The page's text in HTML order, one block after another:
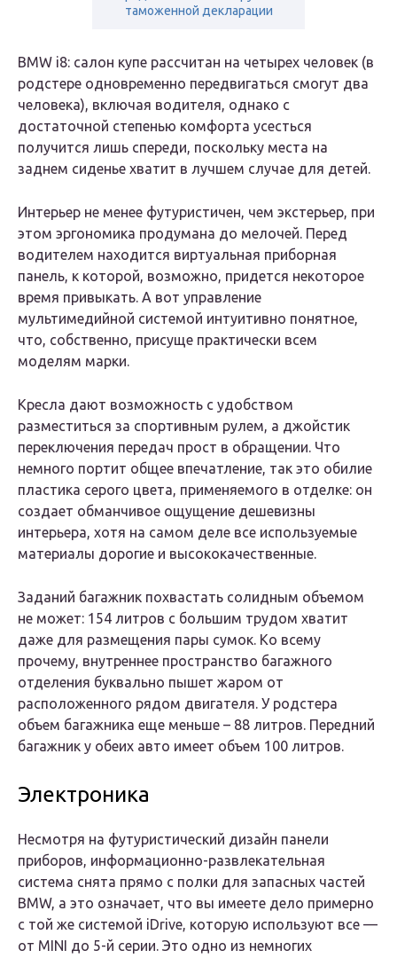
таможенной декларации
BMW i8: салон купе рассчитан на четырех человек (в
родстере одновременно передвигаться смогут два
человека), включая водителя, однако с
достаточной степенью комфорта усесться
получится лишь спереди, поскольку места на
заднем сиденье хватит в лучшем случае для детей.
Интерьер не менее футуристичен, чем экстерьер, при
этом эргономика продумана до мелочей. Перед
водителем находится виртуальная приборная
панель, к которой, возможно, придется некоторое
время привыкать. А вот управление
мультимедийной системой интуитивно понятное,
что, собственно, присуще практически всем
моделям марки.
Кресла дают возможность с удобством
разместиться за спортивным рулем, а джойстик
переключения передач прост в обращении. Что
немного портит общее впечатление, так это обилие
пластика серого цвета, применяемого в отделке: он
создает обманчивое ощущение дешевизны
интерьера, хотя на самом деле все используемые
материалы дорогие и высококачественные.
Заданий багажник похвастать солидным объемом
не может: 154 литров с большим трудом хватит
даже для размещения пары сумок. Ко всему
прочему, внутреннее пространство багажного
отделения буквально пышет жаром от
расположенного рядом двигателя. У родстера
объем багажника еще меньше – 88 литров. Передний
багажник у обеих авто имеет объем 100 литров.
Электроника
Несмотря на футуристический дизайн панели
приборов, информационно-развлекательная
система снята прямо с полки для запасных частей
BMW, а это означает, что вы имеете дело примерно
с той же системой iDrive, которую используют все —
от MINI до 5-й серии. Это одно из немногих